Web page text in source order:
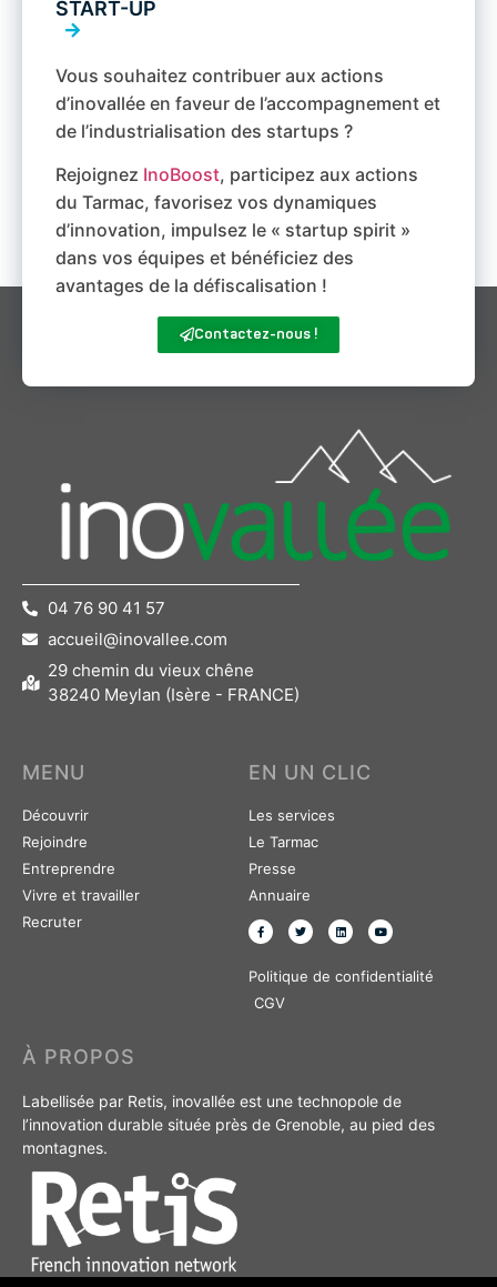
START-UP
Vous souhaitez contribuer aux actions
d’inovallée en faveur de l’accompagnement et
de l’industrialisation des startups ?
Rejoignez InoBoost, participez aux actions
du Tarmac, favorisez vos dynamiques
d’innovation, impulsez le « startup spirit »
dans vos équipes et bénéficiez des
avantages de la défiscalisation !
Contactez-nous !
04 76 90 41 57
accueil@inovallee.com
29 chemin du vieux chêne
38240 Meylan (Isère - FRANCE)
MENU
Découvrir
Rejoindre
Entreprendre
Vivre et travailler
Recruter
EN UN CLIC
Les services
Le Tarmac
Presse
Annuaire
Politique de confidentialité
CGV
À PROPOS
Labellisée par Retis, inovallée est une technopole de
l’innovation durable située près de Grenoble, au pied des
montagnes.